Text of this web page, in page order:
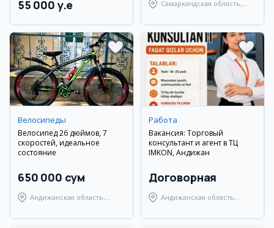
55 000 y.e
Самаркандская область,
Велосипеды
Велосипед 26 дюймов, 7
скоростей, идеальное
состояние
650 000 сум
Андижанская область,
Работа
Вакансия: Торговый
консультант и агент в ТЦ
IMKON, Андижан
Договорная
Андижанская область,